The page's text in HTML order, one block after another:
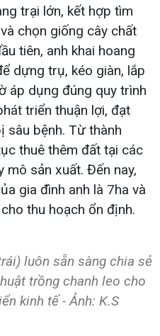
trại lớn, kết hợp tìm
chọn giống cây chất
tiên, anh khai hoang
dựng trụ, kéo giàn, lắp
áp dụng đúng quy trình
triển thuận lợi, đạt
sâu bệnh. Từ thành
thuê thêm đất tại các
mô sản xuất. Đến nay,
gia đình anh là 7ha và
thu hoạch ổn định.
luôn sẵn sàng chia sẻ
trồng chanh leo cho
kinh tế - Ảnh: K.S